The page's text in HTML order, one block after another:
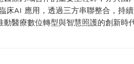
床AI 應用，透過三方串聯整合，持
醫療數位轉型與智慧照護的創新時代